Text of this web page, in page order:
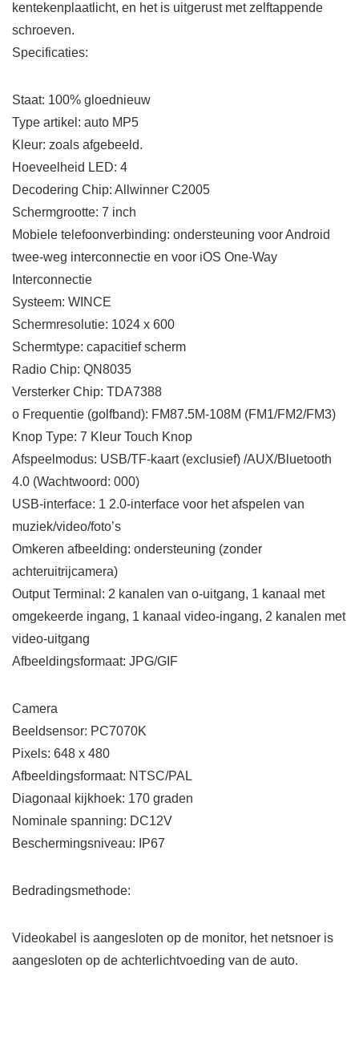
kentekenplaatlicht, en het is uitgerust met zelftappende
schroeven.
Specificaties:
Staat: 100% gloednieuw
Type artikel: auto MP5
Kleur: zoals afgebeeld.
Hoeveelheid LED: 4
Decodering Chip: Allwinner C2005
Schermgrootte: 7 inch
Mobiele telefoonverbinding: ondersteuning voor Android
twee-weg interconnectie en voor iOS One-Way
Interconnectie
Systeem: WINCE
Schermresolutie: 1024 x 600
Schermtype: capacitief scherm
Radio Chip: QN8035
Versterker Chip: TDA7388
o Frequentie (golfband): FM87.5M-108M (FM1/FM2/FM3)
Knop Type: 7 Kleur Touch Knop
Afspeelmodus: USB/TF-kaart (exclusief) /AUX/Bluetooth
4.0 (Wachtwoord: 000)
USB-interface: 1 2.0-interface voor het afspelen van
muziek/video/foto’s
Omkeren afbeelding: ondersteuning (zonder
achteruitrijcamera)
Output Terminal: 2 kanalen van o-uitgang, 1 kanaal met
omgekeerde ingang, 1 kanaal video-ingang, 2 kanalen met
video-uitgang
Afbeeldingsformaat: JPG/GIF
Camera
Beeldsensor: PC7070K
Pixels: 648 x 480
Afbeeldingsformaat: NTSC/PAL
Diagonaal kijkhoek: 170 graden
Nominale spanning: DC12V
Beschermingsniveau: IP67
Bedradingsmethode:
Videokabel is aangesloten op de monitor, het netsnoer is
aangesloten op de achterlichtvoeding van de auto.